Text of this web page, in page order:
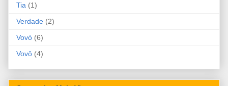
Tia (1)
Verdade (2)
Vovó (6)
Vovô (4)